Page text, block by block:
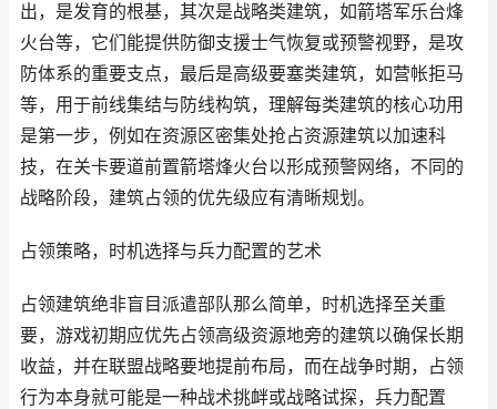
出，是发育的根基，其次是战略类建筑，如箭塔军乐台烽
火台等，它们能提供防御支援士气恢复或预警视野，是攻
防体系的重要支点，最后是高级要塞类建筑，如营帐拒马
等，用于前线集结与防线构筑，理解每类建筑的核心功用
是第一步，例如在资源区密集处抢占资源建筑以加速科
技，在关卡要道前置箭塔烽火台以形成预警网络，不同的
战略阶段，建筑占领的优先级应有清晰规划。
占领策略，时机选择与兵力配置的艺术
占领建筑绝非盲目派遣部队那么简单，时机选择至关重
要，游戏初期应优先占领高级资源地旁的建筑以确保长期
收益，并在联盟战略要地提前布局，而在战争时期，占领
行为本身就可能是一种战术挑衅或战略试探，兵力配置